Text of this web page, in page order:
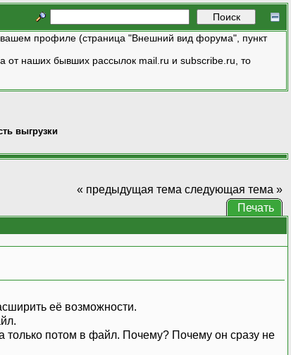
профиле (страница "Внешний вид форума", пункт
от наших бывших рассылок mail.ru и subscribe.ru, то
выгрузки
« предыдущая тема следующая тема »
Печать
её возможности.
только потом в файл. Почему? Почему он сразу не